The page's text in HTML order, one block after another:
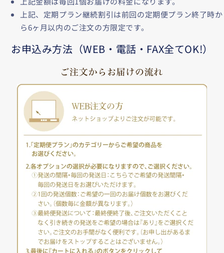
上記、定期プラン継続割引は前回の定期便プラン終了時か
ら6ヶ月以内のご注文の方限定です。
お申込み方法（WEB・電話・FAX全てOK!）